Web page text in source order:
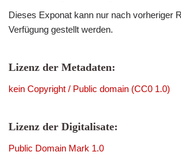
Dieses Exponat kann nur nach vorheriger
Verfügung gestellt werden.
Lizenz der Metadaten:
kein Copyright / Public domain (CC0 1.0)
Lizenz der Digitalisate:
Public Domain Mark 1.0